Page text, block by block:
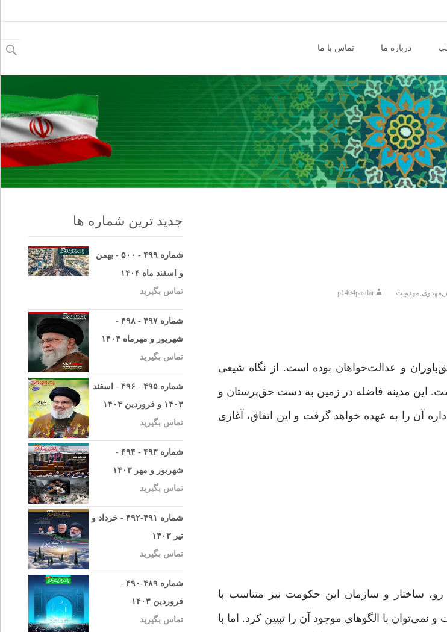
درباره ما تماس با ما
برای:
,مهدوی,مهدویت p1404pasdar
و عدالت‌خواهان بوده است. از نگاه شیعی
این مدینه فاضله در زمین به دست حق‌پرستان و
آن را به عهده خواهد گرفت و این اتفاق، آغازی
ساختار و سازمان این حکومت نیز متناسب با
با الگوهای موجود آن‌ را تبیین کرد. اما با
جدید ترین شماره ها
شماره ۴۹۹ - ۵۰۰ - بهمن
و اسفند ماه ۱۴۰۴
تماس بگیرید
شماره ۴۹۷ - ۴۹۸ -
شهریور و مهرماه ۱۴۰۴
تماس بگیرید
شماره ۴۹۵ - ۴۹۶ - اسفند
۱۴۰۳ و فروردین ۱۴۰۴
تماس بگیرید
شماره ۴۹۳ - ۴۹۴ -
شهریور و مهر ۱۴۰۳
تماس بگیرید
شماره ۴۹۱-۴۹۲ - خرداد و
تیر ۱۴۰۳
تماس بگیرید
شماره ۴۸۹-۴۹۰ -
فروردین ۱۴۰۳
تماس بگیرید